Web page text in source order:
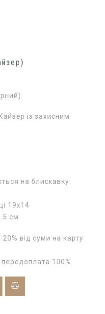
із захисним
на блискавку.
19х14
см
від суми на карту
100%.